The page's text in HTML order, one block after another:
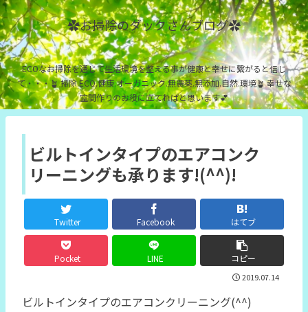
✿お掃除のダックさんブログ✿
ECOなお掃除を通じて生活環境を整える事が健康と幸せに繋がると信じ
て・・・🪴 掃除.ECO.健康.オーガニック.無農薬.無添加.自然.環境🪴 幸せな
空間作りのお役に立てればと思います💕
ビルトインタイプのエアコンク
リーニングも承ります!(^^)!
Twitter Facebook はてブ
Pocket LINE コピー
2019.07.14
ビルトインタイプのエアコンクリーニング(^^)